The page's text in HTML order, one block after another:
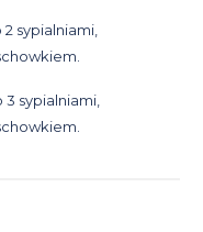
sypialniami,
sypialniami,